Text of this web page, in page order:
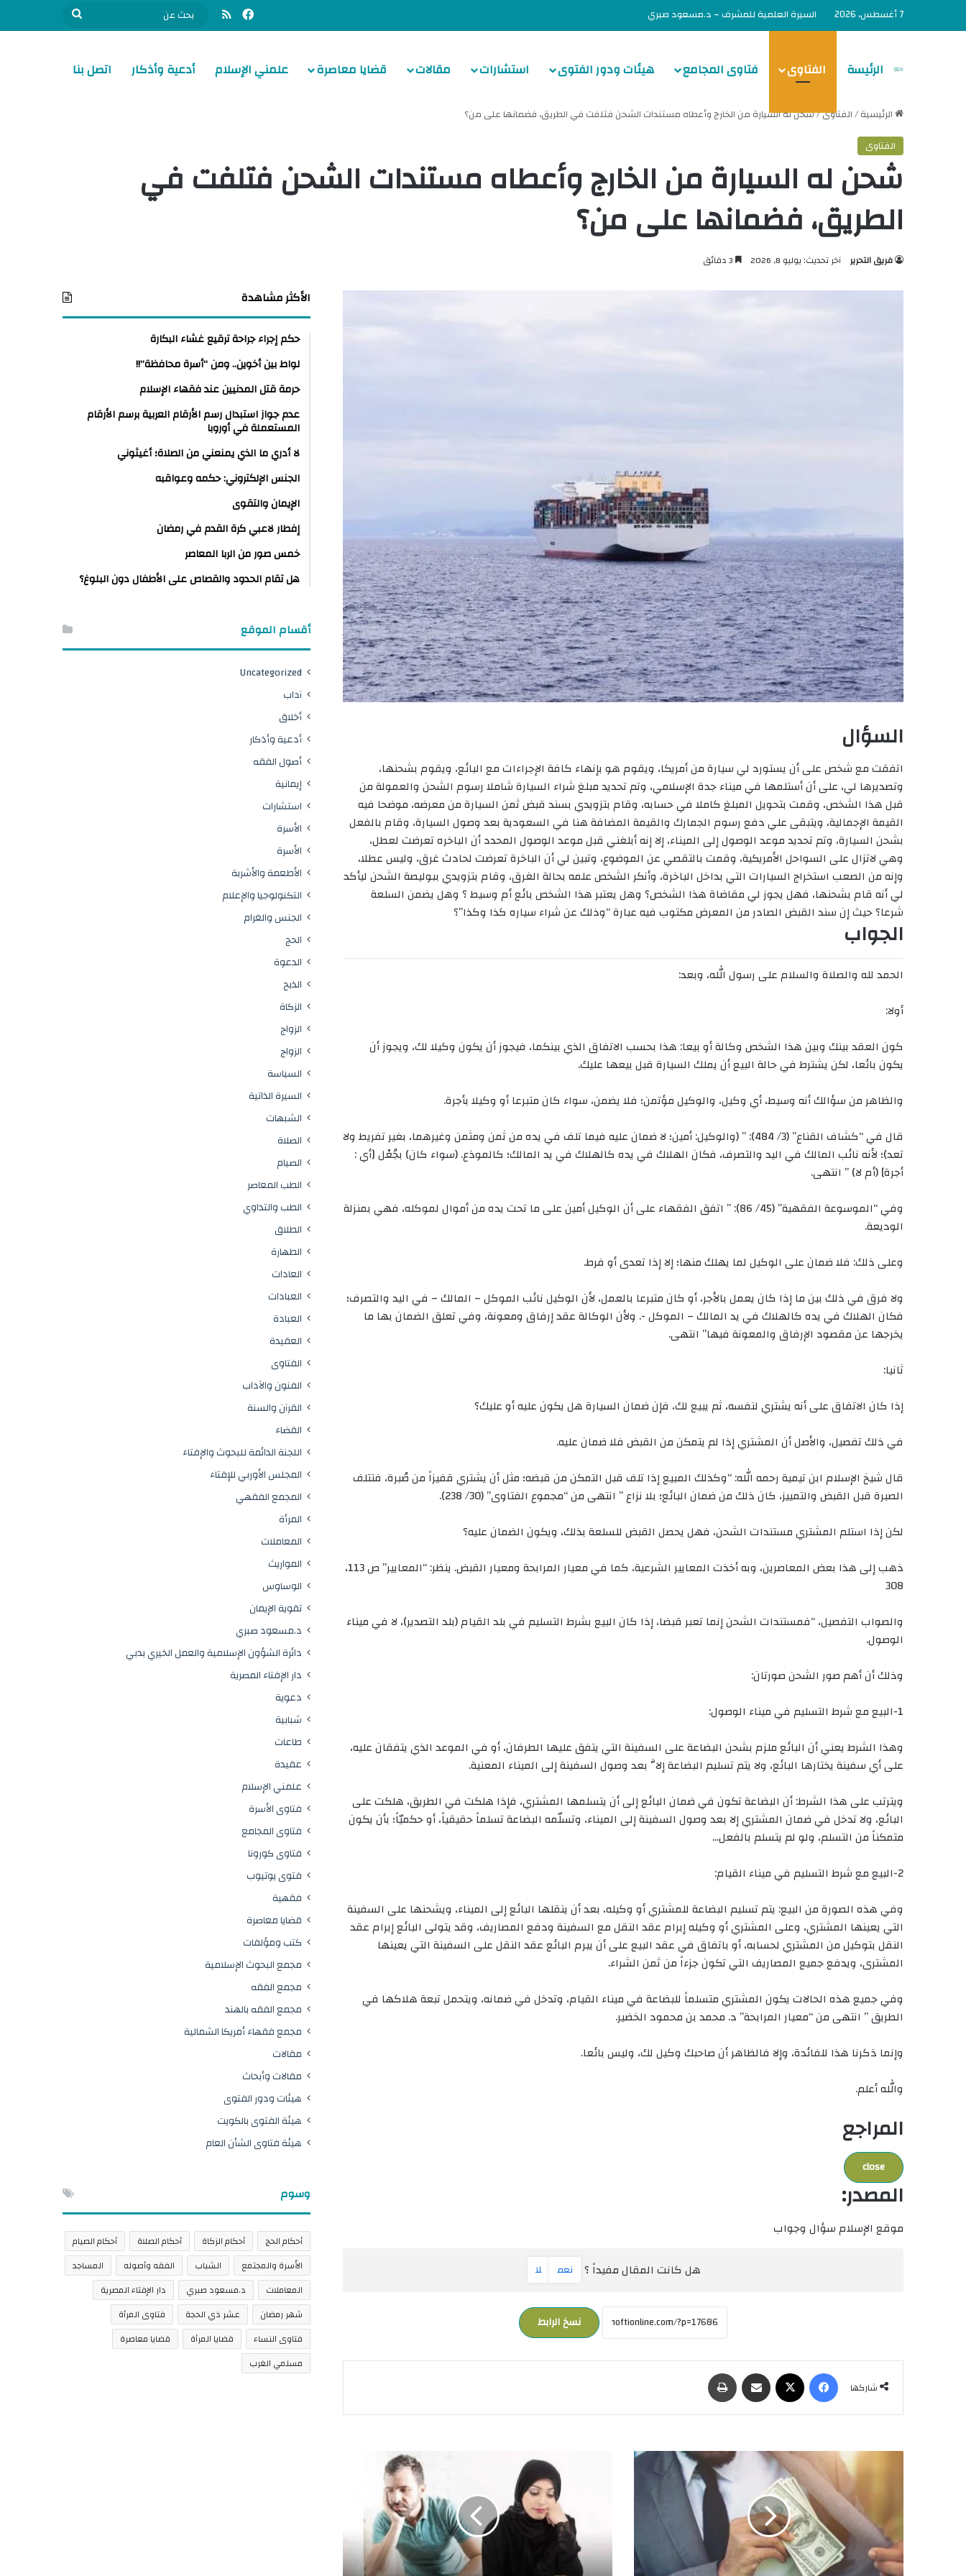
7 أغسطس، 2026 السيرة العلمية للمشرف – د.مسعود صبري فيسبوكملخص الموقع RSS
الرئيسة الفتاوى فتاوى المجامع هيئات ودور الفتوى استشارات مقالات قضايا معاصرة علمني الإسلام أدعية وأذكار اتصل بنا
الرئيسية/الفتاوى/شحن له السيارة من الخارج وأعطاه مستندات الشحن فتلفت في الطريق، فضمانها على من؟
الفتاوى
شحن له السيارة من الخارج وأعطاه مستندات الشحن فتلفت في
الطريق، فضمانها على من؟
فريق التحرير آخر تحديث: يوليو 8, 2026
السؤال
‏اتفقت مع شخص على أن يستورد لي سيارة من أمريكا، ويقوم هو بإنهاء كافة الإجراءات مع البائع، ويقوم بشحنها،
وتصديرها لي، على أن أستلمها في ميناء جدة الإسلامي، وتم تحديد مبلغ شراء السيارة شاملا رسوم الشحن والعمولة من
قبل هذا الشخص، وقمت بتحويل المبلغ كاملا في حسابه، وقام بتزويدي بسند قبض ثمن السيارة من معرضه، موضحا فيه
القيمة الإجمالية، ويتبقى علي دفع رسوم الجمارك والقيمة المضافة هنا في السعودية بعد وصول السيارة، وقام بالفعل
بشحن السيارة، وتم تحديد موعد الوصول إلى الميناء، إلا إنه أبلغني قبل موعد الوصول المحدد أن الباخره تعرضت لعطل،
وهي لاتزال على السواحل الأمريكية، وقمت بالتقصي عن الموضوع، وتبين لي أن الباخرة تعرضت لحادث غرق، وليس عطلا،
وإنه من الصعب استخراج السيارات التي بداخل الباخرة، وأنكر الشخص علمه بحالة الغرق، وقام بتزويدي ببوليصة الشحن ليأكد
لي أنه قام بشحنها، فهل يجوز لي مقاضاة هذا الشخص؟ وهل يعتبر هذا الشخص بائع أم وسيط ؟ وهل يضمن السلعة
شرعا؟ حيث إن سند القبض الصادر من المعرض مكتوب فيه عبارة “وذلك عن شراء سياره كذا وكذا”؟
الجواب
الحمد لله والصلاة والسلام على رسول الله، وبعد:
أولا:
كون العقد بينك وبين هذا الشخص وكالة أو بيعا: هذا بحسب الاتفاق الذي بينكما، فيجوز أن يكون وكيلا لك، ويجوز أن
يكون بائعا، لكن يشترط في حالة البيع أن يملك السيارة قبل بيعها عليك.
والظاهر من سؤالك أنه وسيط، أي وكيل، والوكيل مؤتمن؛ فلا يضمن، سواء كان متبرعا أو وكيلا بأجرة.
قال في “كشاف القناع” (3/ 484): ” (والوكيل: أمين؛ لا ضمان عليه فيما تلف في يده من ثمن ومثمن وغيرهما، بغير تفريط ولا
تعد)؛ لأنه نائب المالك في اليد والتصرف، فكان الهلاك في يده كالهلاك في يد المالك؛ كالمودَع. (سواء كان) بجُعْل [أي :
أجرة] (أم لا) ” انتهى.
وفي “الموسوعة الفقهية” (45/ 86): ” اتفق الفقهاء على أن الوكيل أمين على ما تحت يده من أموال لموكله، فهي بمنزلة
الوديعة.
وعلى ذلك: فلا ضمان على الوكيل لما يهلك منها؛ إلا إذا تعدى أو فرط.
ولا فرق في ذلك بين ما إذا كان يعمل بالأجر، أو كان متبرعا بالعمل، لأن الوكيل نائب الموكل – المالك – في اليد والتصرف؛
فكان الهلاك في يده كالهلاك في يد المالك – الموكل -. ولأن الوكالة عقد إرفاق ومعونة، وفي تعلق الضمان بها ما
يخرجها عن مقصود الإرفاق والمعونة فيها” انتهى.
ثانيا:
إذا كان الاتفاق على أنه يشتري لنفسه، ثم يبيع لك، فإن ضمان السيارة هل يكون عليه أو عليك؟
في ذلك تفصيل، والأصل أن المشتري إذا لم يتمكن من القبض فلا ضمان عليه.
قال شيخ الإسلام ابن تيمية رحمه الله: “وكذلك المبيع إذا تلف قبل التمكن من قبضه؛ مثل أن يشتري قفيزاً من صُبرة، فتتلف
الصبرة قبل القبض والتمييز، كان ذلك من ضمان البائع؛ بلا نزاع ” انتهى من “مجموع الفتاوى” (30/ 238).
لكن إذا استلم المشتري مستندات الشحن، فهل يحصل القبض للسلعة بذلك، ويكون الضمان عليه؟
ذهب إلى هذا بعض المعاصرين، وبه أخذت المعايير الشرعية، كما في معيار المرابحة ومعيار القبض. ينظر: “المعايير” ص 113،
308
والصواب التفصيل، “فمستندات الشحن إنما تعبر قبضا، إذا كان البيع بشرط التسليم في بلد القيام (بلد التصدير)، لا في ميناء
الوصول.
وذلك أن أهم صور الشحن صورتان:
1-البيع مع شرط التسليم في ميناء الوصول:
وهذا الشرط يعني أن البائع ملزم بشحن البضاعة على السفينة التي يتفق عليها الطرفان، أو في الموعد الذي يتفقان عليه،
على أي سفينة يختارها البائع، ولا يتم تسليم البضاعة إلاَّ بعد وصول السفينة إلى الميناء المعنية.
ويترتب على هذا الشرط: أن البضاعة تكون في ضمان البائع إلى أن يتسلمها المشتري، فإذا هلكت في الطريق، هلكت على
البائع، ولا تدخل في ضمان المشتري إلا بعد وصول السفينة إلى الميناء، وتسلّمه البضاعة تسلماً حقيقياً، أو حكميّاً؛ بأن يكون
متمكناً من التسلم، ولو لم يتسلم بالفعل…
2-البيع مع شرط التسليم في ميناء القيام:
وفي هذه الصورة من البيع: يتم تسليم البضاعة للمشتري أو وكيله، بعد أن ينقلها البائع إلى الميناء، ويشحنها على السفينة
التي يعينها المشتري، وعلى المشتري أو وكيله إبرام عقد النقل مع السفينة ودفع المصاريف، وقد يتولى البائع إبرام عقد
النقل بتوكيل من المشتري لحسابه، أو باتفاق في عقد البيع على أن يبرم البائع عقد النقل على السفينة التي يعينها
المشترى، ويدفع جميع المصاريف التي تكون جزءاً من ثمن الشراء.
وفي جميع هذه الحالات يكون المشتري متسلماً للبضاعة في ميناء القيام، وتدخل في ضمانه، ويتحمل تبعة هلاكها في
الطريق ” انتهى من “معيار المرابحة” د. محمد بن محمود الخضير.
وإنما ذكرنا هذا للفائدة، وإلا فالظاهر أن صاحبك وكيل لك، وليس بائعا.
والله أعلم.
المراجع
close
المصدر:
موقع الإسلام سؤال وجواب
هل كانت المقال مفيداً ؟ نعم لا
نسخ الرابط
شاركها
ا
ش
ز
و
الأكثر مشاهدة
حكم إجراء جراحة ترقيع غشاء البكارة
لواط بين أخوين.. ومن “أسرة محافظة”!!
حرمة قتل المدنيين عند فقهاء الإسلام
عدم جواز استبدال رسم الأرقام العربية برسم الأرقام
المستعملة في أوروبا
لا أدري ما الذي يمنعني من الصلاة؛ أغيثوني
الجنس الإلكتروني: حكمه وعواقبه
الإيمان والتقوى
إفطار لاعبي كرة القدم في رمضان
خمس صور من الربا المعاصر
هل تقام الحدود والقصاص على الأطفال دون البلوغ؟
أقسام الموقع
Uncategorized
آداب
أخلاق
أدعية وأذكار
أصول الفقه
إيمانية
استشارات
الأسرة
الأسرة
الأطعمة والأشربة
التكنولوجيا والإعلام
الجنس والغرام
الحج
الدعوة
الذبح
الزكاة
الزواج
الزواج
السياسة
السيرة الذاتية
الشبهات
الصلاة
الصيام
الطب المعاصر
الطب والتداوي
الطلاق
الطهارة
العادات
العبادات
العبادة
العقيدة
الفتاوى
الفنون والآداب
القرآن والسنة
القضاء
اللجنة الدائمة للبحوث والإفتاء
المجلس الأوربي للإفتاء
المجمع الفقهي
المرأة
المعاملات
المواريث
الوساوس
تقوية الإيمان
د.مسعود صبري
دائرة الشؤون الإسلامية والعمل الخيري بدبي
دار الإفتاء المصرية
دعوية
شبابية
طاعات
عقيدة
علمني الإسلام
فتاوى الأسرة
فتاوى المجامع
فتاوى كورونا
فتوى يوتيوب
فقهية
قضايا معاصرة
كتب ومؤلفات
مجمع البحوث الإسلامية
مجمع الفقه
مجمع الفقه بالهند
مجمع فقهاء أمريكا الشمالية
مقالات
مقالات وأبحاث
هيئات ودور الفتوى
هيئة الفتوى بالكويت
هيئة فتاوى الشأن العام
وسوم
أحكام الحج أحكام الزكاة أحكام الصلاة
أحكام الصيام
الأسرة والمجتمع
الشباب الفقه وأصوله
المساجد
المعاملات
د.مسعود صبري
دار الإفتاء المصرية
شهر رمضان
عشر ذي الحجة
فتاوى المرأة
فتاوى النساء
قضايا المرأة
قضايا معاصرة
مسلمي الغرب